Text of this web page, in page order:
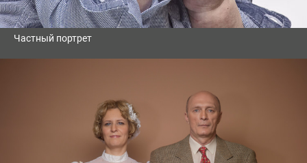
Частный портрет